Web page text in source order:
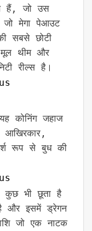
हैं, जो उस
मेगा पेआउट
सबसे छोटी
थीम और
रील्स है।
कोनिंग जहाज
आखिरकार,
रूप से बुध की
कुछ भी छूता है
और इसमें ड्रेगन
जो एक नाटक